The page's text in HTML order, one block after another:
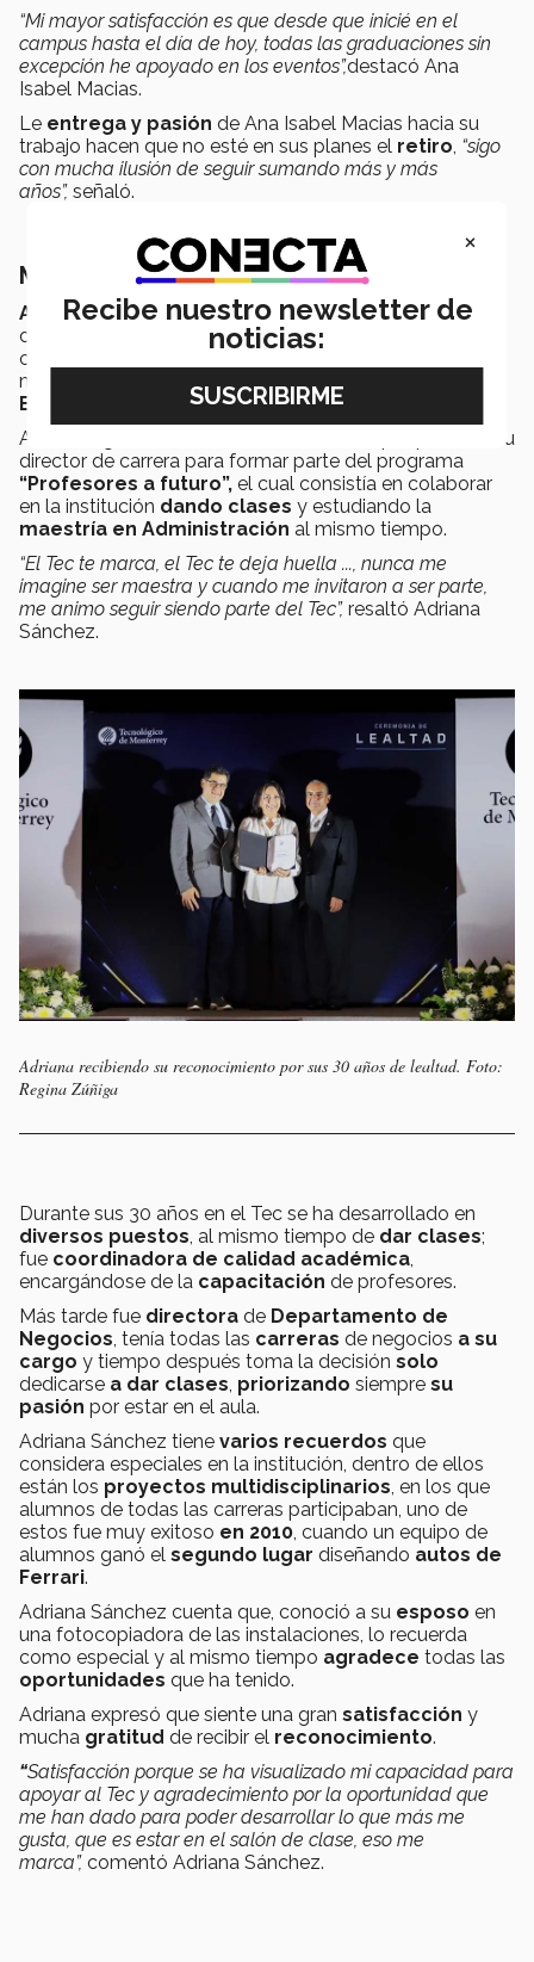
“Mi mayor satisfacción es que desde que inicié en el
campus hasta el día de hoy, todas las graduaciones sin
excepción he apoyado en los eventos”,destacó Ana
Isabel Macias.
Le entrega y pasión de Ana Isabel Macias hacia su
trabajo hacen que no esté en sus planes el retiro, “sigo
con mucha ilusión de seguir sumando más y más
años”, señaló.
Marcando a generación de alumnos
Adriana Sánchez Guzmán, actualprofesoradel
departamento de mercadotecnia y análisis, llegó al Tec
como
mismo su carrera profesional enAdministración de
Empresas
Antes de graduarse, recibió la
por parte de su
director de carrera para formar parte del programa
“Profesores a futuro”, el cual consistía en colaborar
en la institución dando clases y estudiando la
maestría en Administración al mismo tiempo.
“El Tec te marca, el Tec te deja huella ..., nunca me
imagine ser maestra y cuando me invitaron a ser parte,
me animo seguir siendo parte del Tec”, resaltó Adriana
Sánchez.
Adriana recibiendo su reconocimiento por sus 30 años de lealtad. Foto:
Regina Zúñiga
Durante sus 30 años en el Tec se ha desarrollado en
diversos puestos , al mismo tiempo de dar clases;
fue coordinadora de calidad académica
encargándose de la capacitación de profesores.
Más tarde fue directora de Departamento de
Negocios , tenía todas las carreras de negocios a su
cargo y tiempo después toma la decisión solo
dedicarse a dar clases priorizando siempre su
pasión por estar en el aula.
Adriana Sánchez tiene varios recuerdos que
considera especiales en la institución, dentro de ellos
están los proyectos multidisciplinarios , en los que
alumnos de todas las carreras participaban, uno de
estos fue muy exitoso en 2010 , cuando un equipo de
alumnos ganó el segundo lugar diseñando autos de
Ferrari.
Adriana Sánchez cuenta que, conoció a su esposo en
una fotocopiadora de las instalaciones, lo recuerda
como especial y al mismo tiempo agradece todas las
oportunidades que ha tenido.
Adriana expresó que siente una gran satisfacción y
mucha gratitud de recibir el reconocimiento.
“Satisfacción porque se ha visualizado mi capacidad para
apoyar al Tec y agradecimiento por la oportunidad que
me han dado para poder desarrollar lo que más me
gusta, que es estar en el salón de clase, eso me
marca”, comentó Adriana Sánchez.
×
Recibe nuestro newsletter de
noticias: